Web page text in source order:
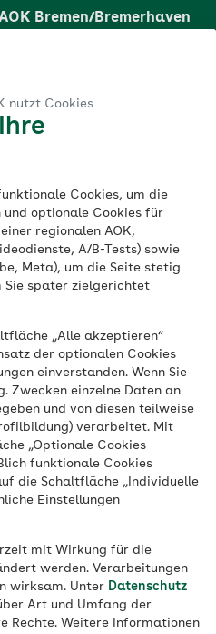
nutzt Cookies
Cookies, um die
und optionale Cookies für
regionalen AOK,
A/B-Tests) sowie
Meta), um die Seite stetig
Sie später zielgerichtet
„Alle akzeptieren“
der optionalen Cookies
einverstanden. Wenn Sie
Zwecken einzelne Daten an
und von diesen teilweise
verarbeitet. Mit
„Optionale Cookies
funktionale Cookies
die Schaltfläche „Individuelle
Einstellungen
mit Wirkung für die
werden. Verarbeitungen
wirksam. Unter Datenschutz
Art und Umfang der
Rechte. Weitere Informationen
Bremen/Bremerhaven
zu einer anderen AOK
unterstützt
herunterladen.
Bewerbung
an:
zum